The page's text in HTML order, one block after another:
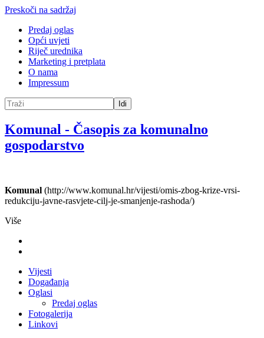
Preskoči na sadržaj
Predaj oglas
Opći uvjeti
Riječ urednika
Marketing i pretplata
O nama
Impressum
Idi
Komunal - Časopis za komunalno
gospodarstvo
Komunal (http://www.komunal.hr/vijesti/omis-zbog-krize-vrsi-
redukciju-javne-rasvjete-cilj-je-smanjenje-rashoda/)
Više
Vijesti
Događanja
Oglasi
Predaj oglas
Fotogalerija
Linkovi